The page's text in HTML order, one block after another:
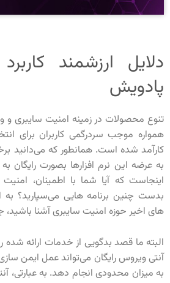
دلایل ارزشمند
پادویش
تنوع محصولات در زمینه امنیت سایبری و
همواره موجب سردرگمی کاربران برای
کارآمد شده است. همانطور که می‌دانید
به عرضه این نرم افزارها بصورت رایگان
اینجاست که آیا شما با اطمینان،
بدست چنین برنامه هایی می‌سپارید؟ به
های اخیر حوزه امنیت سایبری آشنا باشید،
البته ما قصد بدگویی از خدمات ارائه شده را
آنتی ویروس رایگان می‌تواند عمل ایمن
به میزان محدودی انجام دهد. به عبارتی،